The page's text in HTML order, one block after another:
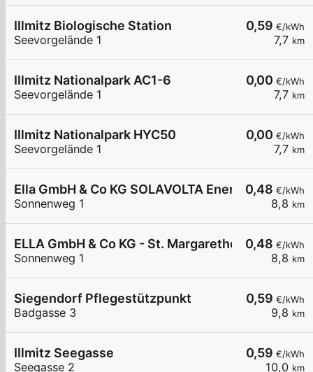
0,59 €/kWh
7,7 km
Illmitz Biologische Station
Seevorgelände 1
0,00 €/kWh
7,7 km
Illmitz Nationalpark AC1-6
Seevorgelände 1
0,00 €/kWh
7,7 km
Illmitz Nationalpark HYC50
Seevorgelände 1
0,48 €/kWh
8,8 km
Ella GmbH & Co KG SOLAVOLTA Energie- und
Sonnenweg 1
0,48 €/kWh
8,8 km
ELLA GmbH & Co KG - St. Margarethen - Solavolta
Sonnenweg 1
0,59 €/kWh
9,8 km
Siegendorf Pflegestützpunkt
Badgasse 3
0,59 €/kWh
10,0 km
Illmitz Seegasse
Seegasse 2